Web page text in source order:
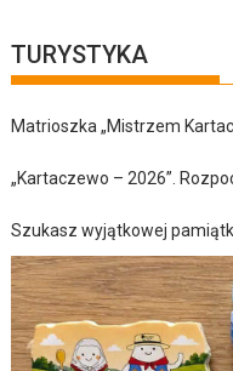
TURYSTYKA
Matrioszka „Mistrzem
„Kartaczewo – 2026”.
Szukasz wyjątkowej